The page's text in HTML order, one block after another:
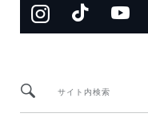
サイト内検索